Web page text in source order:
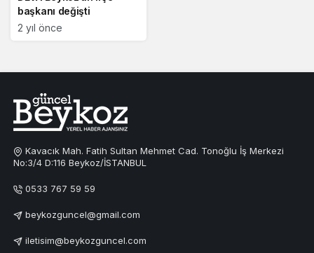
başkanı değişti
2 yıl önce
Kavacık Mah. Fatih Sultan Mehmet Cad. Tonoğlu İş Merkezi
No:3/4 D:116 Beykoz/İSTANBUL
0533 767 59 59
beykozguncel@gmail.com
iletisim@beykozguncel.com